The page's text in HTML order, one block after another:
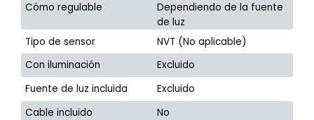
Cómo regulable
Dependiendo de la fuente
de luz
Tipo de sensor
NVT (No aplicable)
Con iluminación
Excluido
Fuente de luz incluida
Excluido
Cable incluido
No